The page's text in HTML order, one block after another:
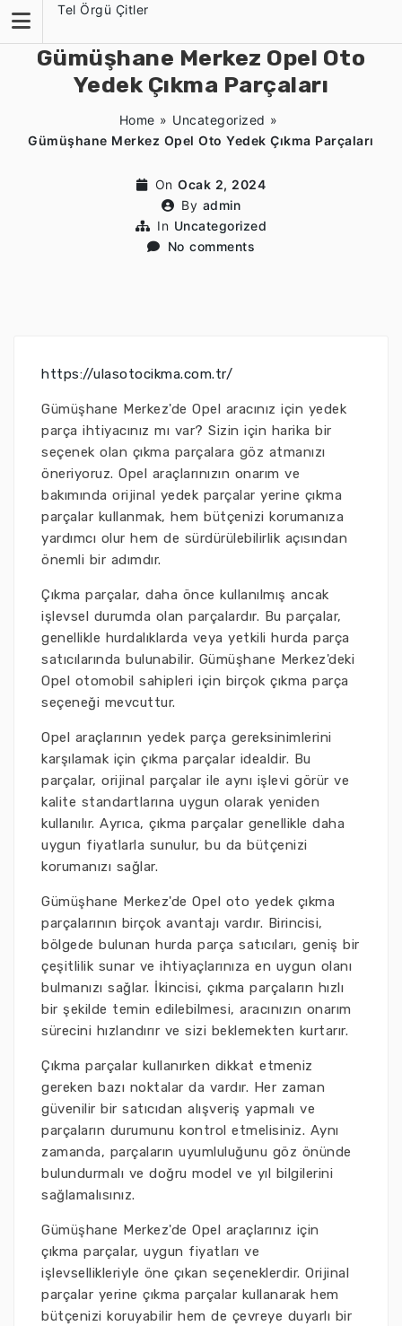
content
Tel Örgü Çitler
Gümüşhane Merkez Opel Oto
Yedek Çıkma Parçaları
Home » Uncategorized »
Gümüşhane Merkez Opel Oto Yedek Çıkma Parçaları
On Ocak 2, 2024
By admin
In Uncategorized
No comments
https://ulasotocikma.com.tr/
Gümüşhane Merkez'de Opel aracınız için yedek
parça ihtiyacınız mı var? Sizin için harika bir
seçenek olan çıkma parçalara göz atmanızı
öneriyoruz. Opel araçlarınızın onarım ve
bakımında orijinal yedek parçalar yerine çıkma
parçalar kullanmak, hem bütçenizi korumanıza
yardımcı olur hem de sürdürülebilirlik açısından
önemli bir adımdır.
Çıkma parçalar, daha önce kullanılmış ancak
işlevsel durumda olan parçalardır. Bu parçalar,
genellikle hurdalıklarda veya yetkili hurda parça
satıcılarında bulunabilir. Gümüşhane Merkez'deki
Opel otomobil sahipleri için birçok çıkma parça
seçeneği mevcuttur.
Opel araçlarının yedek parça gereksinimlerini
karşılamak için çıkma parçalar idealdir. Bu
parçalar, orijinal parçalar ile aynı işlevi görür ve
kalite standartlarına uygun olarak yeniden
kullanılır. Ayrıca, çıkma parçalar genellikle daha
uygun fiyatlarla sunulur, bu da bütçenizi
korumanızı sağlar.
Gümüşhane Merkez'de Opel oto yedek çıkma
parçalarının birçok avantajı vardır. Birincisi,
bölgede bulunan hurda parça satıcıları, geniş bir
çeşitlilik sunar ve ihtiyaçlarınıza en uygun olanı
bulmanızı sağlar. İkincisi, çıkma parçaların hızlı
bir şekilde temin edilebilmesi, aracınızın onarım
sürecini hızlandırır ve sizi beklemekten kurtarır.
Çıkma parçalar kullanırken dikkat etmeniz
gereken bazı noktalar da vardır. Her zaman
güvenilir bir satıcıdan alışveriş yapmalı ve
parçaların durumunu kontrol etmelisiniz. Aynı
zamanda, parçaların uyumluluğunu göz önünde
bulundurmalı ve doğru model ve yıl bilgilerini
sağlamalısınız.
Gümüşhane Merkez'de Opel araçlarınız için
çıkma parçalar, uygun fiyatları ve
işlevsellikleriyle öne çıkan seçeneklerdir. Orijinal
parçalar yerine çıkma parçalar kullanarak hem
bütçenizi koruyabilir hem de çevreye duyarlı bir